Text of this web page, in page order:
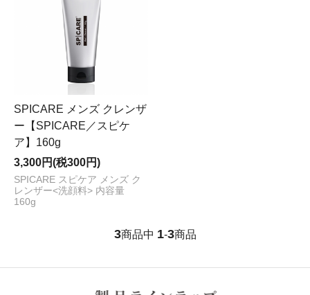
SPICARE メンズ クレンザ
ー【SPICARE／スピケ
ア】160g
3,300円(税300円)
SPICARE スピケア メンズ ク
レンザー<洗顔料> 内容量
160g
3商品中 1-3商品